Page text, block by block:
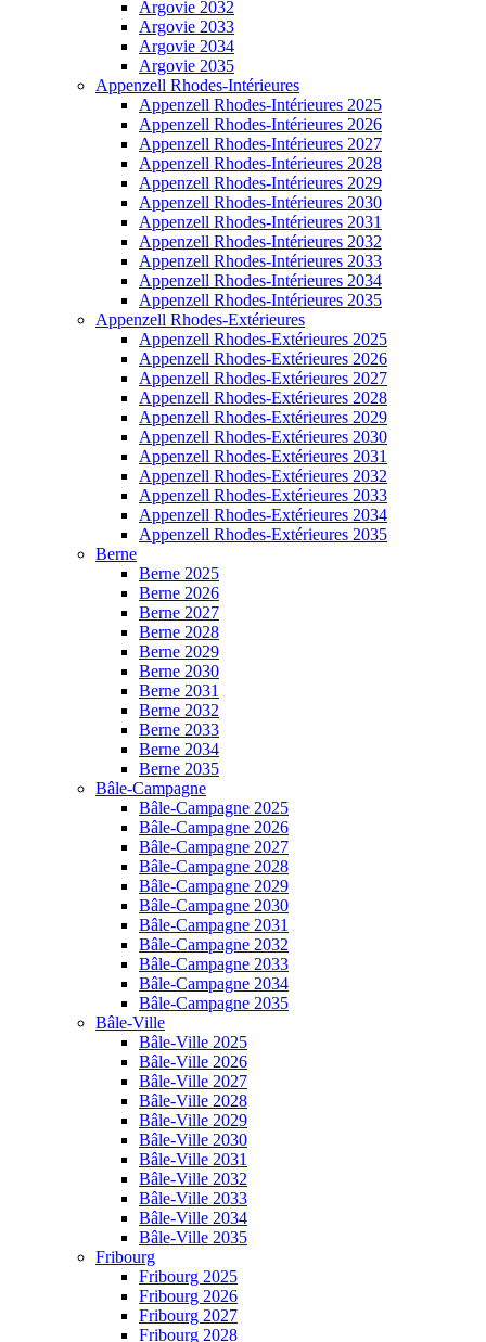
Argovie 2032
Argovie 2033
Argovie 2034
Argovie 2035
Appenzell Rhodes-Intérieures
Appenzell Rhodes-Intérieures 2025
Appenzell Rhodes-Intérieures 2026
Appenzell Rhodes-Intérieures 2027
Appenzell Rhodes-Intérieures 2028
Appenzell Rhodes-Intérieures 2029
Appenzell Rhodes-Intérieures 2030
Appenzell Rhodes-Intérieures 2031
Appenzell Rhodes-Intérieures 2032
Appenzell Rhodes-Intérieures 2033
Appenzell Rhodes-Intérieures 2034
Appenzell Rhodes-Intérieures 2035
Appenzell Rhodes-Extérieures
Appenzell Rhodes-Extérieures 2025
Appenzell Rhodes-Extérieures 2026
Appenzell Rhodes-Extérieures 2027
Appenzell Rhodes-Extérieures 2028
Appenzell Rhodes-Extérieures 2029
Appenzell Rhodes-Extérieures 2030
Appenzell Rhodes-Extérieures 2031
Appenzell Rhodes-Extérieures 2032
Appenzell Rhodes-Extérieures 2033
Appenzell Rhodes-Extérieures 2034
Appenzell Rhodes-Extérieures 2035
Berne
Berne 2025
Berne 2026
Berne 2027
Berne 2028
Berne 2029
Berne 2030
Berne 2031
Berne 2032
Berne 2033
Berne 2034
Berne 2035
Bâle-Campagne
Bâle-Campagne 2025
Bâle-Campagne 2026
Bâle-Campagne 2027
Bâle-Campagne 2028
Bâle-Campagne 2029
Bâle-Campagne 2030
Bâle-Campagne 2031
Bâle-Campagne 2032
Bâle-Campagne 2033
Bâle-Campagne 2034
Bâle-Campagne 2035
Bâle-Ville
Bâle-Ville 2025
Bâle-Ville 2026
Bâle-Ville 2027
Bâle-Ville 2028
Bâle-Ville 2029
Bâle-Ville 2030
Bâle-Ville 2031
Bâle-Ville 2032
Bâle-Ville 2033
Bâle-Ville 2034
Bâle-Ville 2035
Fribourg
Fribourg 2025
Fribourg 2026
Fribourg 2027
Fribourg 2028